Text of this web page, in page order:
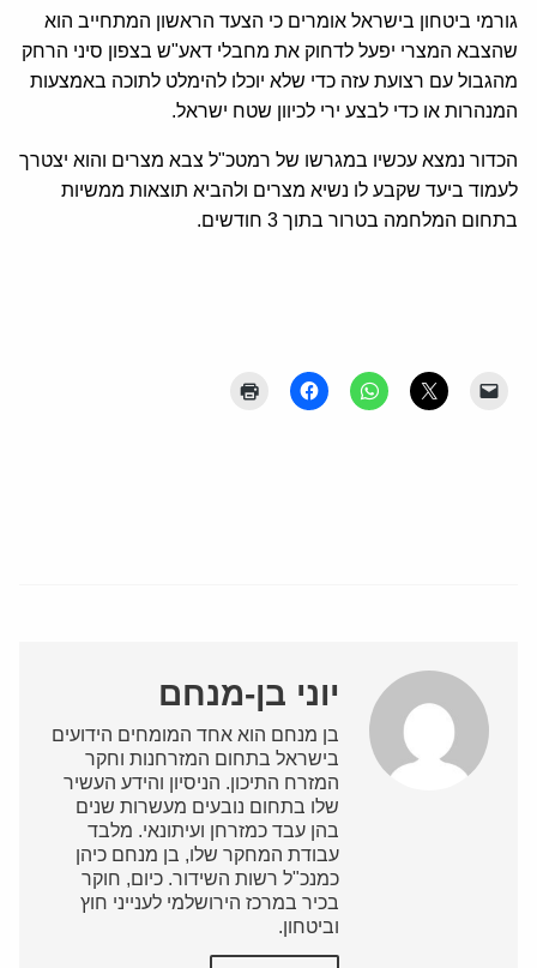
גורמי ביטחון בישראל אומרים כי הצעד הראשון המתחייב הוא
שהצבא המצרי יפעל לדחוק את מחבלי דאע"ש בצפון סיני הרחק
מהגבול עם רצועת עזה כדי שלא יוכלו להימלט לתוכה באמצעות
המנהרות או כדי לבצע ירי לכיוון שטח ישראל.
הכדור נמצא עכשיו במגרשו של רמטכ"ל צבא מצרים והוא יצטרך
לעמוד ביעד שקבע לו נשיא מצרים ולהביא תוצאות ממשיות
בתחום המלחמה בטרור בתוך 3 חודשים.
יוני בן-מנחם
בן מנחם הוא אחד המומחים הידועים
בישראל בתחום המזרחנות וחקר
המזרח התיכון. הניסיון והידע העשיר
שלו בתחום נובעים מעשרות שנים
בהן עבד כמזרחן ועיתונאי. מלבד
עבודת המחקר שלו, בן מנחם כיהן
כמנכ"ל רשות השידור. כיום, חוקר
בכיר במרכז הירושלמי לענייני חוץ
וביטחון.